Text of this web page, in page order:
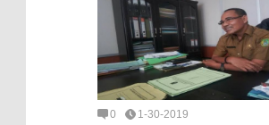
0 1-30-2019